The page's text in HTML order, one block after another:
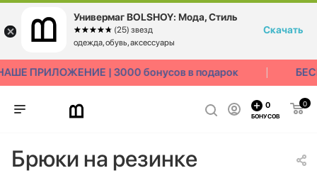
ПРИЛОЖЕНИЕ | 3000 бонусов в подарок
0
0
БОНУСОВ
Брюки на резинке
Универмаг BOLSHOY: Мода, Стиль
☆☆☆☆☆
★★★★★ (25) звезд
одежда, обувь, аксессуары
Скачать